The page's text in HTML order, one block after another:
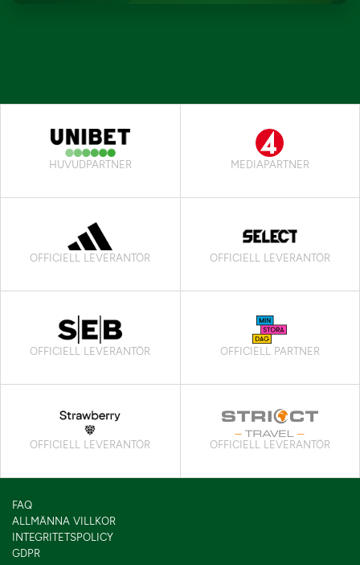
HUVUDPARTNER MEDIAPARTNER
OFFICIELL LEVERANTÖR OFFICIELL LEVERANTÖR
OFFICIELL LEVERANTÖR OFFICIELL PARTNER
OFFICIELL LEVERANTÖR OFFICIELL LEVERANTÖR
FAQ
ALLMÄNNA VILLKOR
INTEGRITETSPOLICY
GDPR